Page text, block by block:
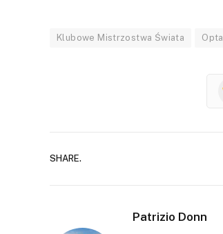
Klubowe Mistrzostwa Świata Opta
SHARE.
Patrizio Donn